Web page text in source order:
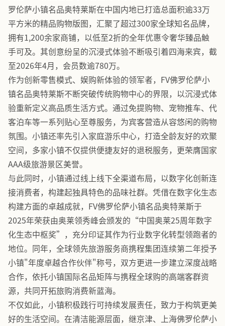
罗伦萨小镇名品奥特莱斯在中国内地已打造总面积逾33万
平方米的精品购物版图，汇聚了超过300家全球知名品牌，
拥有1,200余家商铺，以低至2折的全年优惠令奢华臻品触
手可及。其创意纷呈的沉浸式体验不断吸引着四海来宾，截
至2026年4月，会员数逾780万。
作为创新零售模式、娱购新体验的领军者，FV佛罗伦萨小
镇名品奥特莱斯不断突破传统购物中心的界限，以沉浸式体
验重新定义高品质生活方式。通过免提购物、宠物推车、代
客泊车等一系列贴心至尊服务，为宾客营造从容悠闲的购物
氛围。小镇还率先引入家庭游乐中心，打造全龄友好的欢聚
空间，多家小镇不仅提供便捷友好的退税服务，更荣膺国家
AAA级旅游景区美誉。
与此同时，小镇通过线上线下全渠道布局，以数字化创新连
接消费者，构建起独具特色的品味社群。凭借在数字化生态
构建方面的卓越成就，FV佛罗伦萨小镇名品奥特莱斯于
2025年荣获由奥莱领秀峰会颁发的“中国奥莱25周年数字
化生态中枢奖”，充分印证其作为行业数字化转型领跑者的
地位。同年，全球领先旅游服务商携程集团连续第二年授予
小镇"年度卓越合作伙伴"称号，双方更进一步建立深度战略
合作，依托小镇国际名品矩阵与携程全球购的高端客群资
源，共同开拓旅购消费新蓝海。
不仅如此，小镇积极践行可持续发展责任，致力于构筑更美
好的生活空间。在清洁能源层面，继京津、上海佛罗伦萨小